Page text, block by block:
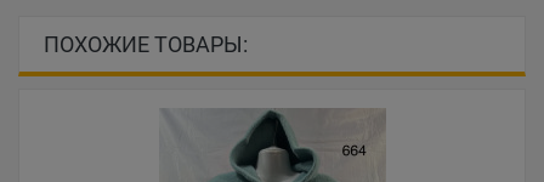
ПОХОЖИЕ ТОВАРЫ: